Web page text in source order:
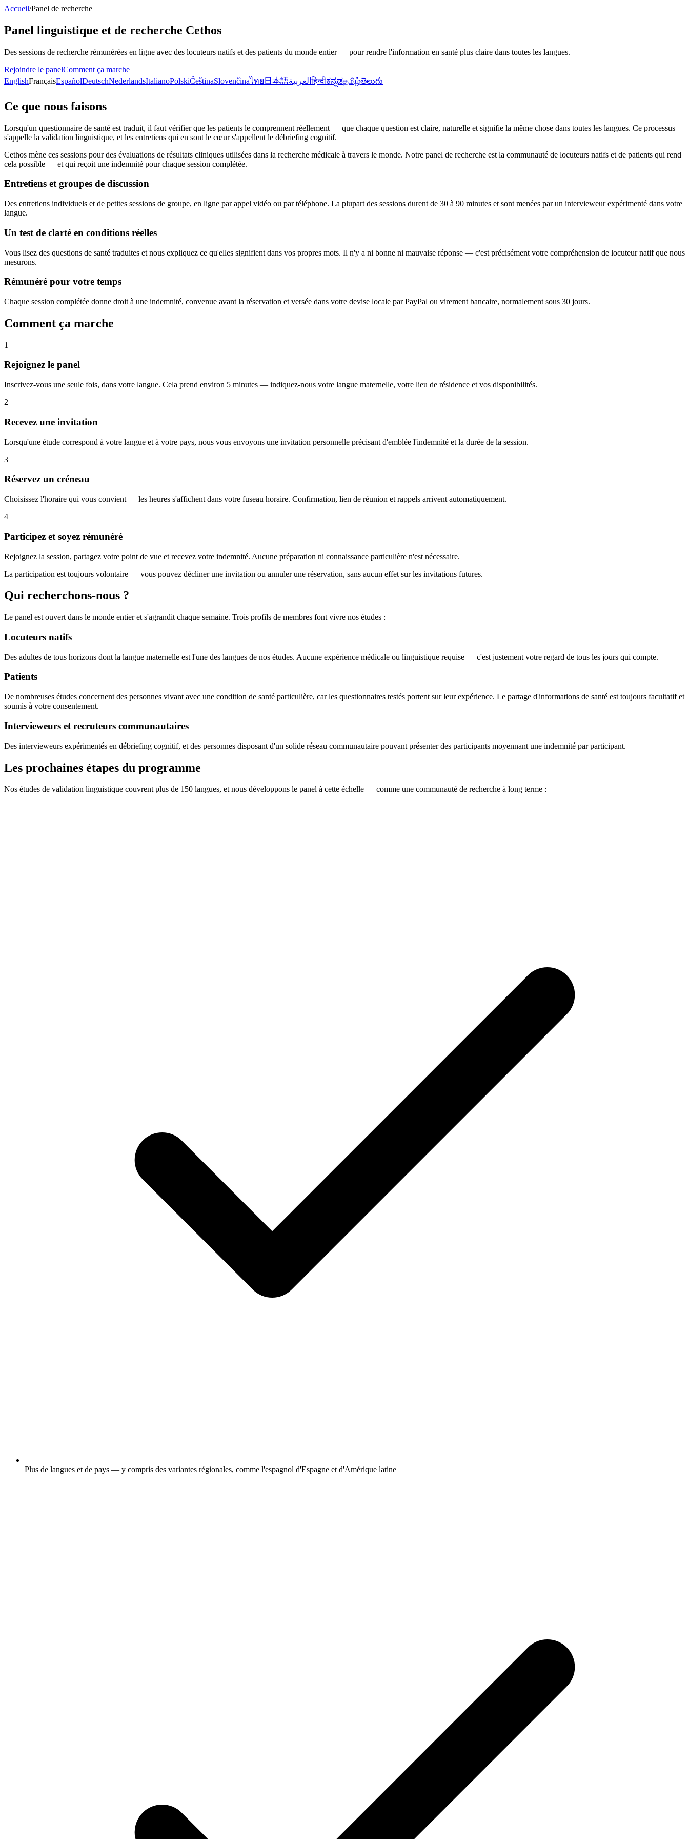
Accueil/Panel de recherche
Panel linguistique et de recherche Cethos
Des sessions de recherche rémunérées en ligne avec des locuteurs natifs et des patients du monde entier — pour rendre l'information en santé plus claire dans toutes les langues.
Rejoindre le panelComment ça marche
EnglishFrançaisEspañolDeutschNederlandsItalianoPolskiČeštinaSlovenčinaไทย 日本語العربيةहिन्दीಕನ್ನಡதமிழ்తెలుగు
Ce que nous faisons
Lorsqu'un questionnaire de santé est traduit, il faut vérifier que les patients le comprennent réellement — que chaque question est claire, naturelle et signifie la même chose dans toutes les langues. Ce processus
s'appelle la validation linguistique, et les entretiens qui en sont le cœur s'appellent le débriefing cognitif.
Cethos mène ces sessions pour des évaluations de résultats cliniques utilisées dans la recherche médicale à travers le monde. Notre panel de recherche est la communauté de locuteurs natifs et de patients qui rend
cela possible — et qui reçoit une indemnité pour chaque session complétée.
Entretiens et groupes de discussion
Des entretiens individuels et de petites sessions de groupe, en ligne par appel vidéo ou par téléphone. La plupart des sessions durent de 30 à 90 minutes et sont menées par un intervieweur expérimenté dans votre
langue.
Un test de clarté en conditions réelles
Vous lisez des questions de santé traduites et nous expliquez ce qu'elles signifient dans vos propres mots. Il n'y a ni bonne ni mauvaise réponse — c'est précisément votre compréhension de locuteur natif que nous
mesurons.
Rémunéré pour votre temps
Chaque session complétée donne droit à une indemnité, convenue avant la réservation et versée dans votre devise locale par PayPal ou virement bancaire, normalement sous 30 jours.
Comment ça marche
1
Rejoignez le panel
Inscrivez-vous une seule fois, dans votre langue. Cela prend environ 5 minutes — indiquez-nous votre langue maternelle, votre lieu de résidence et vos disponibilités.
2
Recevez une invitation
Lorsqu'une étude correspond à votre langue et à votre pays, nous vous envoyons une invitation personnelle précisant d'emblée l'indemnité et la durée de la session.
3
Réservez un créneau
Choisissez l'horaire qui vous convient — les heures s'affichent dans votre fuseau horaire. Confirmation, lien de réunion et rappels arrivent automatiquement.
4
Participez et soyez rémunéré
Rejoignez la session, partagez votre point de vue et recevez votre indemnité. Aucune préparation ni connaissance particulière n'est nécessaire.
La participation est toujours volontaire — vous pouvez décliner une invitation ou annuler une réservation, sans aucun effet sur les invitations futures.
Qui recherchons-nous ?
Le panel est ouvert dans le monde entier et s'agrandit chaque semaine. Trois profils de membres font vivre nos études :
Locuteurs natifs
Des adultes de tous horizons dont la langue maternelle est l'une des langues de nos études. Aucune expérience médicale ou linguistique requise — c'est justement votre regard de tous les jours qui compte.
Patients
De nombreuses études concernent des personnes vivant avec une condition de santé particulière, car les questionnaires testés portent sur leur expérience. Le partage d'informations de santé est toujours facultatif et
soumis à votre consentement.
Intervieweurs et recruteurs communautaires
Des intervieweurs expérimentés en débriefing cognitif, et des personnes disposant d'un solide réseau communautaire pouvant présenter des participants moyennant une indemnité par participant.
Les prochaines étapes du programme
Nos études de validation linguistique couvrent plus de 150 langues, et nous développons le panel à cette échelle — comme une communauté de recherche à long terme :
Plus de langues et de pays — y compris des variantes régionales, comme l'espagnol d'Espagne et d'Amérique latine